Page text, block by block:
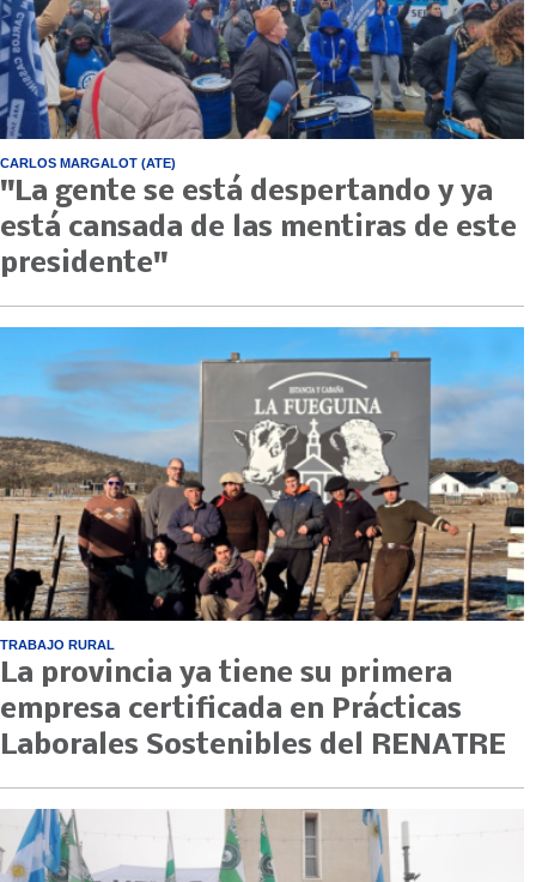
CARLOS MARGALOT (ATE)
"La gente se está despertando y ya
está cansada de las mentiras de este
presidente"
TRABAJO RURAL
La provincia ya tiene su primera
empresa certificada en Prácticas
Laborales Sostenibles del RENATRE